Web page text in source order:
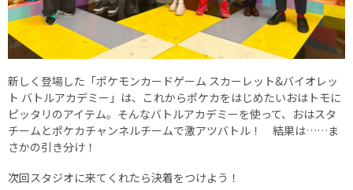
新しく登場した「ポケモンカードゲーム スカーレット&バイオレッ
ト バトルアカデミー」は、これからポケカをはじめたいおはトモに
ピッタリのアイテム。そんなバトルアカデミーを使って、おはスタ
チームとポケカチャンネルチームで激アツバトル！ 結果は……ま
さかの引き分け！
次回スタジオに来てくれたら決着をつけよう！